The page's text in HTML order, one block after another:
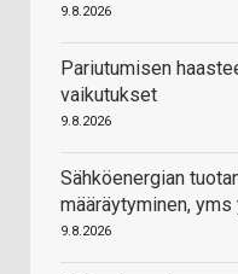
9.8.2026
Pariutumisen
vaikutukset
9.8.2026
Sähköenergian
määräytyminen,
9.8.2026